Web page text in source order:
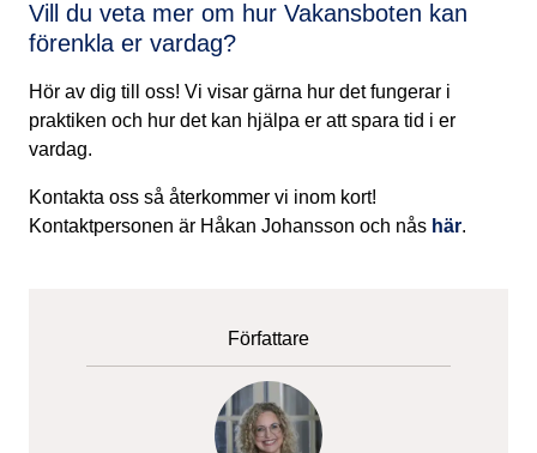
Vill du veta mer om hur Vakansboten kan
förenkla er vardag?
Hör av dig till oss! Vi visar gärna hur det fungerar i
praktiken och hur det kan hjälpa er att spara tid i er
vardag.
Kontakta oss så återkommer vi inom kort!
Kontaktpersonen är Håkan Johansson och nås här.
Författare